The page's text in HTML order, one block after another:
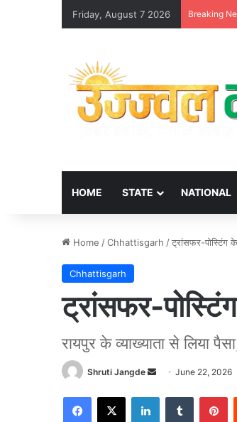
Friday, August 7 2026 Breaking
HOME STATE NATIONAL
Home /Chhattisgarh /ट्रांसफर-पोस्टिंग
Chhattisgarh
ट्रांसफर-
रायपुर के व्याख्याता से लिया
Shruti Jangde
Send June 22, 2026
Facebook
X LinkedInTumblr